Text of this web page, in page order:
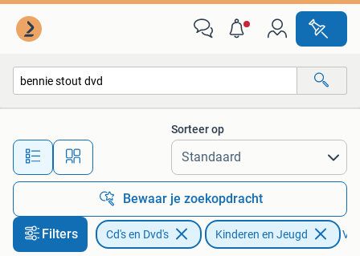
Alle afstanden…
Sorteer op
Bewaar je zoekopdracht
Filters Cd's en Dvd's Kinderen en Jeugd